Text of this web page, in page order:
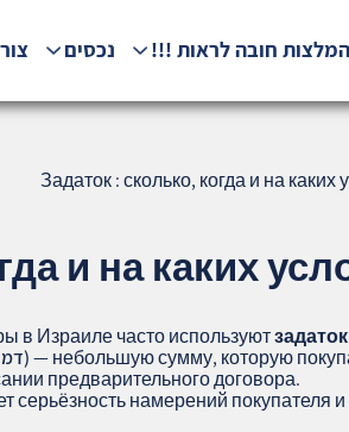
המלצות חובה לראות !!! נכסים
Задаток : сколько, когда и на каких
и на каких
в Израиле часто используют
серьёзности, דמי רצינות)— небольшую сумму, которую
предварительного договора.
серьёзность намерений покупателя